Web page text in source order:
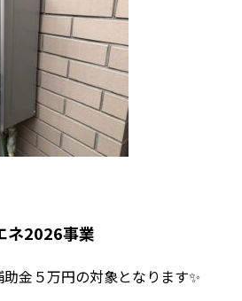
ネ2026事業
金５万円の対象となります✨